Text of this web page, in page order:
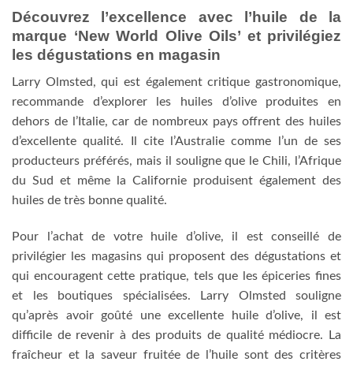
Découvrez l’excellence avec l’huile de la
marque ‘New World Olive Oils’ et privilégiez
les dégustations en magasin
Larry Olmsted, qui est également critique gastronomique,
recommande d’explorer les huiles d’olive produites en
dehors de l’Italie, car de nombreux pays offrent des huiles
d’excellente qualité. Il cite l’Australie comme l’un de ses
producteurs préférés, mais il souligne que le Chili, l’Afrique
du Sud et même la Californie produisent également des
huiles de très bonne qualité.
Pour l’achat de votre huile d’olive, il est conseillé de
privilégier les magasins qui proposent des dégustations et
qui encouragent cette pratique, tels que les épiceries fines
et les boutiques spécialisées. Larry Olmsted souligne
qu’après avoir goûté une excellente huile d’olive, il est
difficile de revenir à des produits de qualité médiocre. La
fraîcheur et la saveur fruitée de l’huile sont des critères